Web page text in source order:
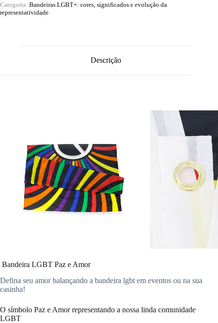
Categoria: Bandeiras LGBT+: cores, significados e evolução da
representatividade
Descrição
Bandeira LGBT Paz e Amor
Defina seu amor balançando a bandeira lgbt em eventos ou na sua
casinha!
O símbolo Paz e Amor representando a nossa linda comunidade
LGBT